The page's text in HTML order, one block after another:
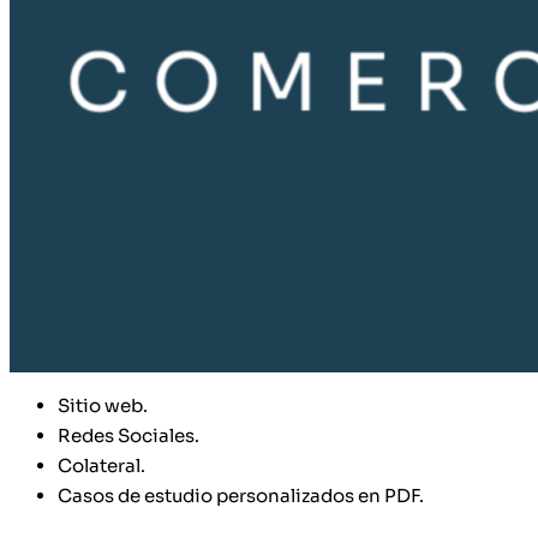
Sitio web.
Redes Sociales.
Colateral.
Casos de estudio personalizados en PDF.